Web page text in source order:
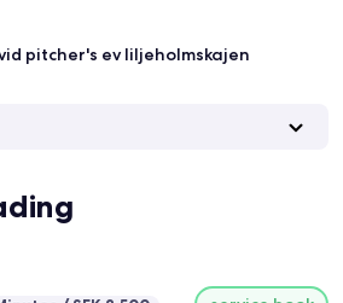
pitcher's ev liljeholmskajen